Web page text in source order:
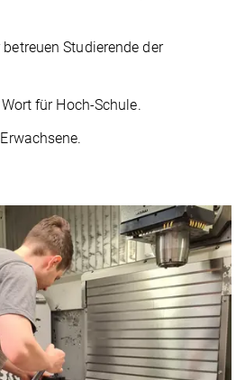
Studierende der
für Hoch-Schule.